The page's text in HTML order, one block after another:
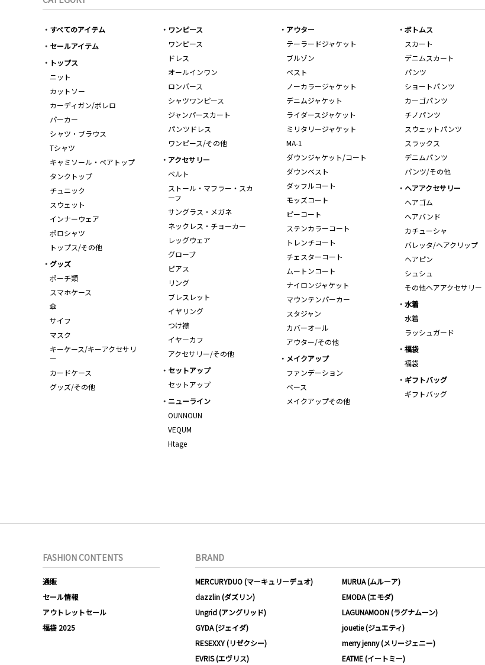
すべてのアイテム
セールアイテム
トップス
ニット
カットソー
カーディガン/ボレロ
パーカー
シャツ・ブラウス
Tシャツ
キャミソール・ベアトップ
タンクトップ
チュニック
スウェット
インナーウェア
ポロシャツ
トップス/その他
ワンピース
ワンピース
ドレス
オールインワン
ロンパース
シャツワンピース
ジャンパースカート
パンツドレス
ワンピース/その他
アウター
テーラードジャケット
ブルゾン
ベスト
ノーカラージャケット
デニムジャケット
ライダースジャケット
ミリタリージャケット
MA-1
ダウンジャケット/コート
ダウンベスト
ダッフルコート
モッズコート
ピーコート
ステンカラーコート
トレンチコート
チェスターコート
ムートンコート
ナイロンジャケット
マウンテンパーカー
スタジャン
カバーオール
アウター/その他
ボトムス
スカート
デニムスカート
パンツ
ショートパンツ
カーゴパンツ
チノパンツ
スウェットパンツ
スラックス
デニムパンツ
パンツ/その他
アクセサリー
ベルト
ストール・マフラー・スカ
ーフ
サングラス・メガネ
ネックレス・チョーカー
レッグウェア
グローブ
ピアス
リング
ブレスレット
イヤリング
つけ襟
イヤーカフ
アクセサリー/その他
ヘアアクセサリー
ヘアゴム
ヘアバンド
カチューシャ
バレッタ/ヘアクリップ
ヘアピン
シュシュ
その他ヘアアクセサリー
グッズ
ポーチ類
スマホケース
傘
サイフ
マスク
キーケース/キーアクセサリ
ー
カードケース
グッズ/その他
水着
水着
ラッシュガード
福袋
福袋
メイクアップ
ファンデーション
ベース
メイクアップその他
セットアップ
セットアップ
ギフトバッグ
ギフトバッグ
ニューライン
OUNNOUN
VEQUM
Htage
FASHION CONTENTS
通販
セール情報
アウトレットセール
福袋 2025
BRAND
MERCURYDUO (マーキュリーデュオ)
MURUA (ムルーア)
dazzlin (ダズリン)
EMODA (エモダ)
Ungrid (アングリッド)
LAGUNAMOON (ラグナムーン)
GYDA (ジェイダ)
jouetie (ジュエティ)
RESEXXY (リゼクシー)
merry jenny (メリージェニー)
EVRIS (エヴリス)
EATME (イートミー)